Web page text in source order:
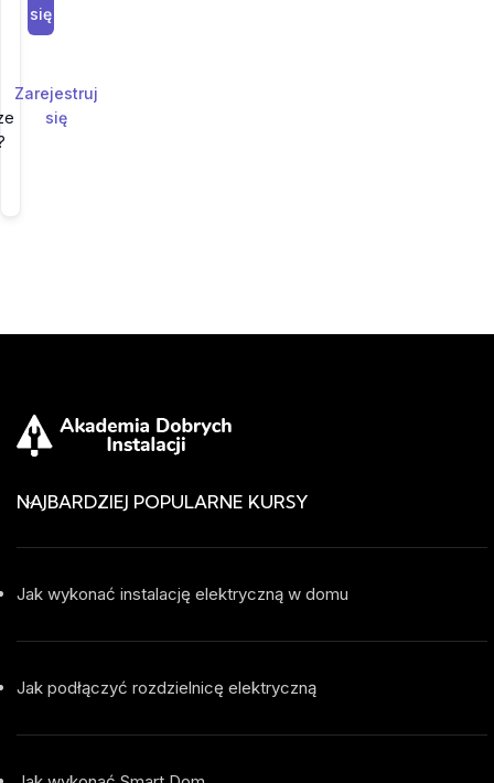
się
Zarejestruj
się
NAJBARDZIEJ POPULARNE KURSY
Jak wykonać instalację elektryczną w domu
Jak podłączyć rozdzielnicę elektryczną